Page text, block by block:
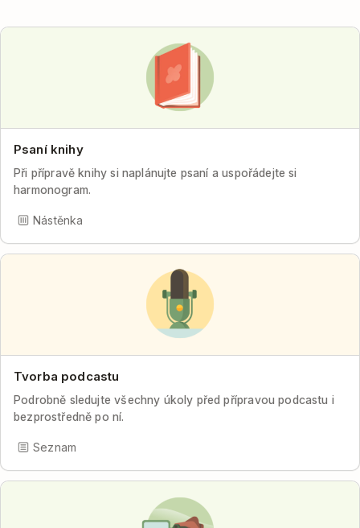
Psaní knihy
Při přípravě knihy si naplánujte psaní a uspořádejte si
harmonogram.
Nástěnka
Tvorba podcastu
Podrobně sledujte všechny úkoly před přípravou podcastu i
bezprostředně po ní.
Seznam